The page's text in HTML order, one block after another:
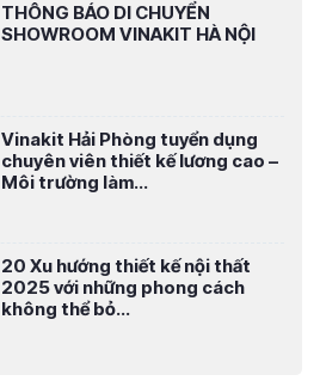
THÔNG BÁO DI CHUYỂN
SHOWROOM VINAKIT HÀ NỘI
Vinakit Hải Phòng tuyển dụng
chuyên viên thiết kế lương cao –
Môi trường làm...
20 Xu hướng thiết kế nội thất
2025 với những phong cách
không thể bỏ...